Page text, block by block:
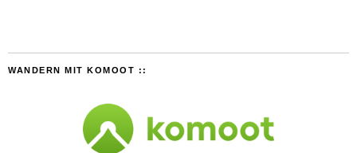
WANDERN MIT KOMOOT ::